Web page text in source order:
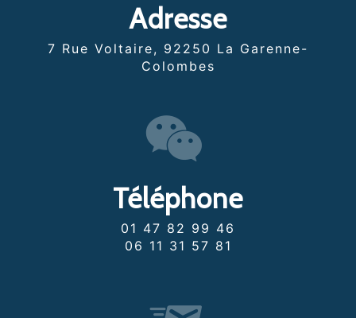
Adresse
7 Rue Voltaire, 92250 La Garenne-
Colombes
Téléphone
01 47 82 99 46
06 11 31 57 81